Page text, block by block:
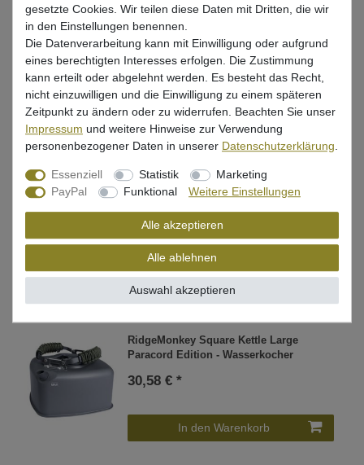
Prologic Blackfire C-Series Gas Stove -
Gaskocher
UVP 44,99 €
35,44 € *
In den Warenkorb
RidgeMonkey Quad Connect Windshield
26,03 € *
In den Warenkorb
RidgeMonkey Square Kettle Large
Paracord Edition - Wasserkocher
30,58 € *
In den Warenkorb
gesetzte Cookies. Wir teilen diese Daten mit Dritten, die wir
in den Einstellungen benennen.
Die Datenverarbeitung kann mit Einwilligung oder aufgrund
eines berechtigten Interesses erfolgen. Die Zustimmung
kann erteilt oder abgelehnt werden. Es besteht das Recht,
nicht einzuwilligen und die Einwilligung zu einem späteren
Zeitpunkt zu ändern oder zu widerrufen. Beachten Sie unser
Impressum und weitere Hinweise zur Verwendung
personenbezogener Daten in unserer Daten­schutz­erklärung
Essenziell Statistik
Marketing
PayPal
Funktional Weitere Einstellungen
Alle akzeptieren
Alle ablehnen
Auswahl akzeptieren